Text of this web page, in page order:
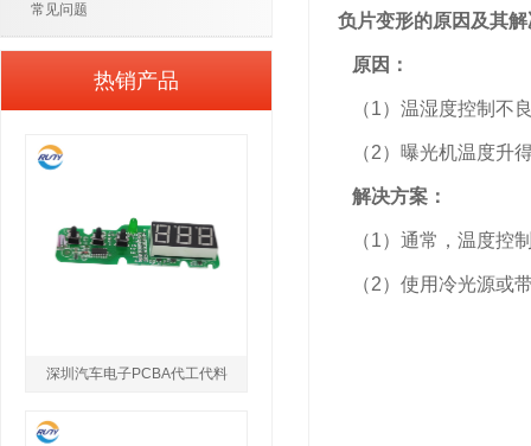
负片变形的原因及其
原因：
（1）温湿度控制不
（2）曝光机温度升
解决方案：
（1）通常，温度控
（2）使用冷光源或
常见问题
热销产品
深圳汽车电子PCBA代工代料